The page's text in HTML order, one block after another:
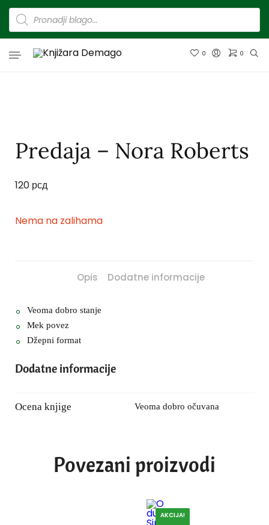
0 0
Predaja – Nora Roberts
120 рсд
Nema na zalihama
Opis Dodatne informacije
Veoma dobro stanje
Mek povez
Džepni format
Dodatne informacije
Ocena knjige Veoma dobro očuvana
Povezani proizvodi
AKCIJA!